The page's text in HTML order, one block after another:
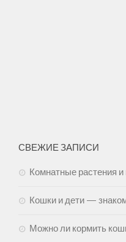
СВЕЖИЕ ЗАПИСИ
Комнатные растения
Кошки и дети —
Можно ли кормить